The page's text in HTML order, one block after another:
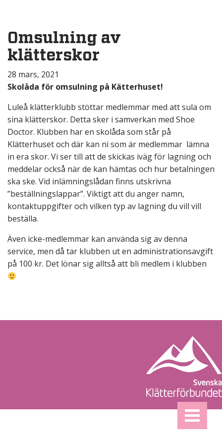
Omsulning av
klätterskor
28 mars, 2021
Skolåda för omsulning på Kätterhuset!
Luleå klätterklubb stöttar medlemmar med att sula om
sina klätterskor. Detta sker i samverkan med Shoe
Doctor. Klubben har en skolåda som står på
Klätterhuset och där kan ni som är medlemmar lämna
in era skor. Vi ser till att de skickas iväg för lagning och
meddelar också när de kan hämtas och hur betalningen
ska ske. Vid inlämningslådan finns utskrivna
”beställningslappar”. Viktigt att du anger namn,
kontaktuppgifter och vilken typ av lagning du vill vill
beställa.
Även icke-medlemmar kan använda sig av denna
service, men då tar klubben ut en administrationsavgift
på 100 kr. Det lönar sig alltså att bli medlem i klubben